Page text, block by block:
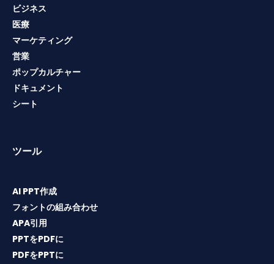
ビジネス
医療
マーケティング
営業
ポップカルチャー
ドキュメント
シート
ツール
AI PPT作成
フォントの組み合わせ
APA引用
PPTをPDFに
PDFをPPTに